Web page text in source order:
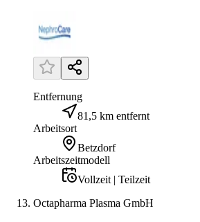
Entfernung
81,5 km entfernt
Arbeitsort
Betzdorf
Arbeitszeitmodell
Vollzeit | Teilzeit
Octapharma Plasma GmbH